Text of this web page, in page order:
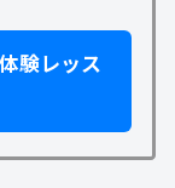
験レッス